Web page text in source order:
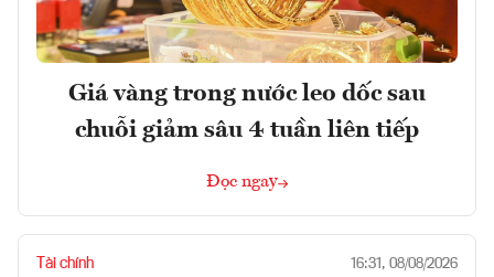
Giá vàng trong nước leo dốc sau
chuỗi giảm sâu 4 tuần liên tiếp
Đọc ngay
Tài chính 16:31, 08/08/2026